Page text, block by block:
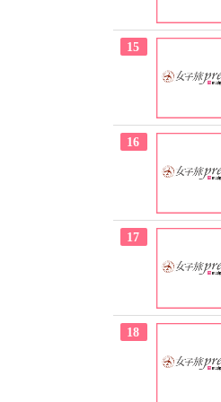
15
16
17
18